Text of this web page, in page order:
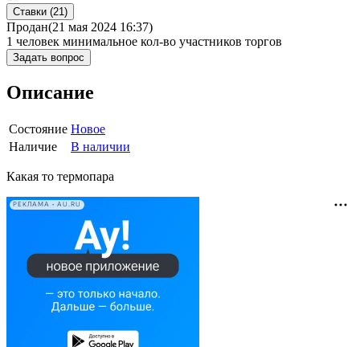
Ставки (21)
Продан(21 мая 2024 16:37)
1 человек минимальное кол-во участников торгов
Задать вопрос
Описание
Состояние Новое
Наличие
В наличии
Какая то термопара
РЕКЛАМА • AU.RU